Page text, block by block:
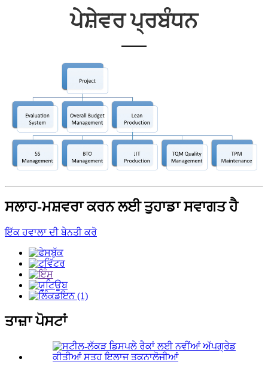
ਪੇਸ਼ੇਵਰ ਪ੍ਰਬੰਧਨ
ਸਲਾਹ-ਮਸ਼ਵਰਾ ਕਰਨ ਲਈ ਤੁਹਾਡਾ ਸਵਾਗਤ ਹੈ
ਇੱਕ ਹਵਾਲਾ ਦੀ ਬੇਨਤੀ ਕਰੋ
ਤਾਜ਼ਾ ਪੋਸਟਾਂ